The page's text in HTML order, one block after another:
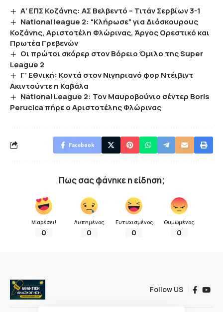
Α’ ΕΠΣ Κοζάνης: ΑΣ Βελβεντό – Τιτάν Σερβίων 3-1
National league 2: “Κλήρωσε” για Διόσκουρους
Κοζάνης, Αριστοτέλη Φλώρινας, Άργος Ορεστικό και
Πρωτέα Γρεβενών
Οι πρώτοι σκόρερ στον Βόρειο Όμιλο της Super
League 2
Γ’ Εθνική: Κοντά στον Νιγηριανό φορ Ντέιβιντ
Ακιντούντε η Καβάλα
National League 2: Τον Μαυροβούνιο σέντερ Boris
Perucica πήρε ο Αριστοτέλης Φλώρινας
Facebook
Πως σας φάνηκε η είδηση;
Μ αρέσει!
0
Λυπημένος
0
Ευτυχισμένος
0
Θυμωμένος
0
Follow US